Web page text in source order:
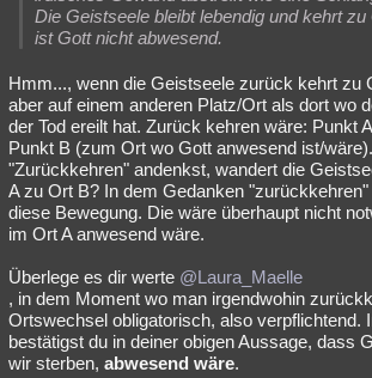
Die Geistseele bleibt lebendig und kehrt
ist Gott nicht abwesend.
Hmm..., wenn die Geistseele zurück kehrt zu
aber auf einem anderen Platz/Ort als dort wo
der Tod ereilt hat. Zurück kehren wäre: Punkt
Punkt B (zum Ort wo Gott anwesend ist/
"Zurückkehren" andenkst, wandert die
A zu Ort B? In dem Gedanken
diese Bewegung. Die wäre überhaupt nicht
im Ort A anwesend wäre.
Überlege es dir werte @Laura_Maelle
, in dem Moment wo man irgendwohin
Ortswechsel obligatorisch, also verpflichtend.
bestätigst du in deiner obigen Aussage, dass
wir sterben, abwesend wäre.